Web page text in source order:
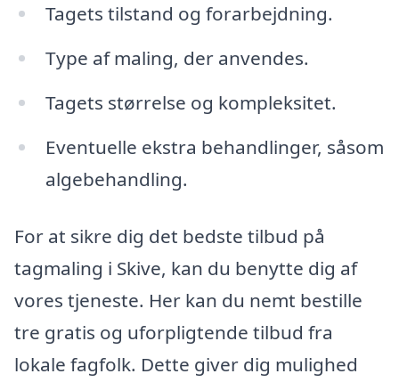
Tagets tilstand og forarbejdning.
Type af maling, der anvendes.
Tagets størrelse og kompleksitet.
Eventuelle ekstra behandlinger, såsom
algebehandling.
For at sikre dig det bedste tilbud på
tagmaling i Skive, kan du benytte dig af
vores tjeneste. Her kan du nemt bestille
tre gratis og uforpligtende tilbud fra
lokale fagfolk. Dette giver dig mulighed